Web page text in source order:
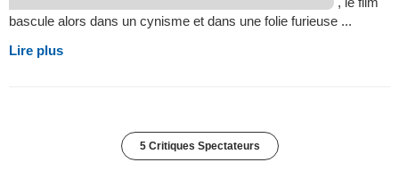
bascule alors dans un cynisme et dans une folie furieuse ...
Lire plus
5 Critiques Spectateurs